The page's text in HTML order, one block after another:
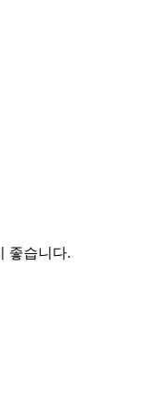
좋습니다.